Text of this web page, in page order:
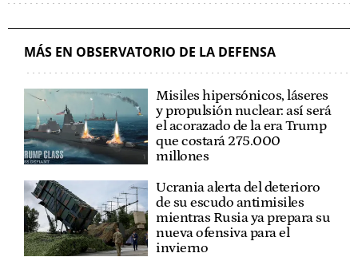
MÁS EN OBSERVATORIO DE LA DEFENSA
Misiles hipersónicos, láseres
y propulsión nuclear: así será
el acorazado de la era Trump
que costará 275.000
millones
Ucrania alerta del deterioro
de su escudo antimisiles
mientras Rusia ya prepara su
nueva ofensiva para el
invierno